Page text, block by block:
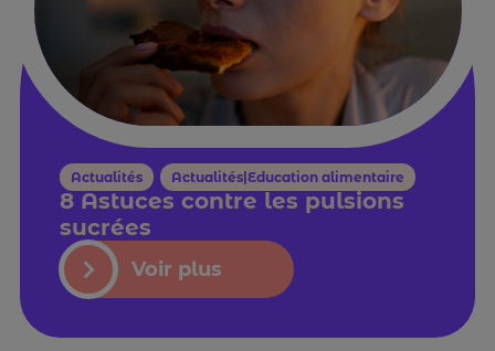
Actualités Actualités|Education alimentaire
8 Astuces contre les pulsions
sucrées
Voir plus